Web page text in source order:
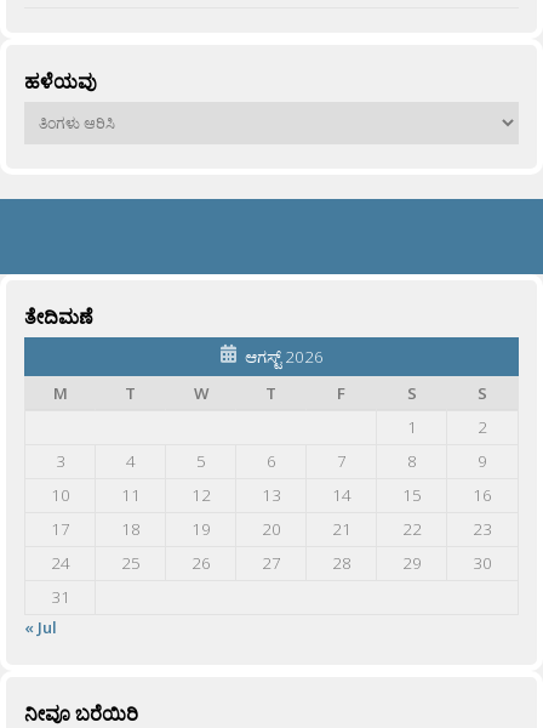
ಹಳೆಯವು
ಹಳೆಯವು
ತೇದಿಮಣೆ
ಆಗಸ್ಟ್ 2026
M
T W T F S
S
1
2
3
4 5 6 7 8
9
10
11 12 13 14 15
16
17
18 19 20 21 22
23
24
25 26 27 28 29
30
31
« Jul
ನೀವೂ ಬರೆಯಿರಿ